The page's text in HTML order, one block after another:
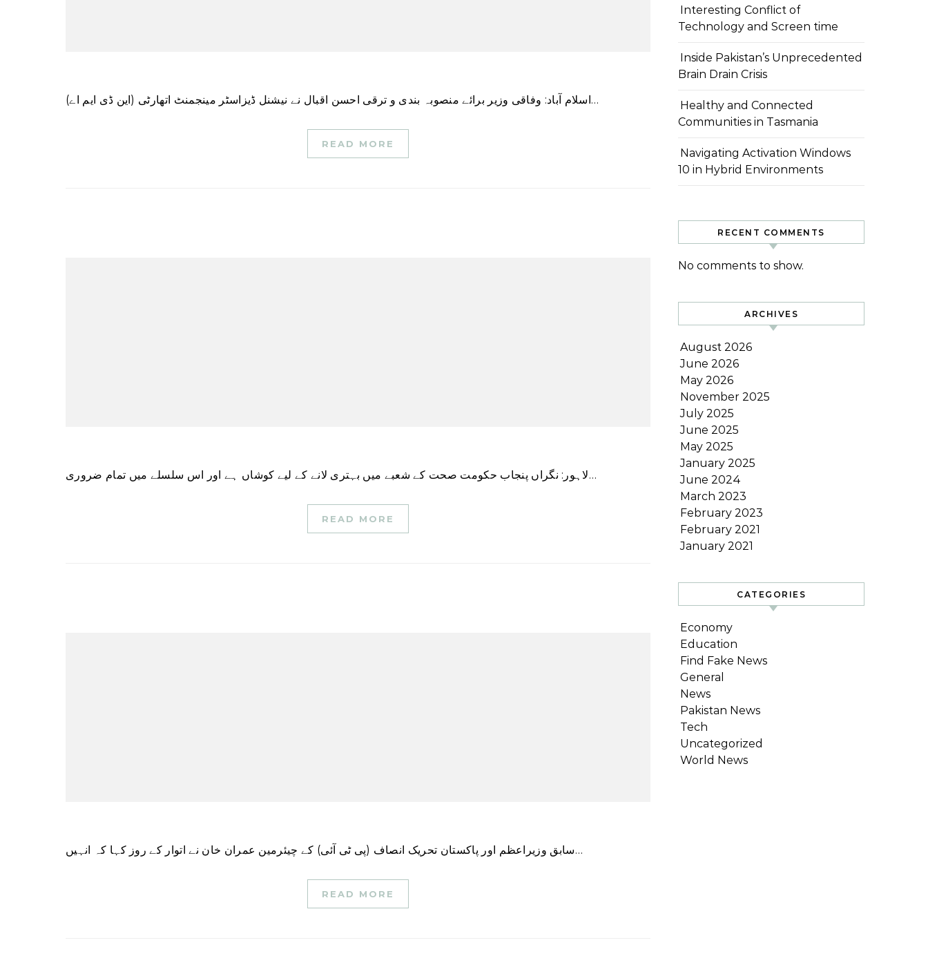
اسلام آباد: وفاقی وزیر برائے منصوبہ بندی و ترقی احسن اقبال نے نیشنل ڈیزاسٹر مینجمنٹ اتھارٹی (این ڈی ایم اے)…
READ MORE
لاہور: نگراں پنجاب حکومت صحت کے شعبے میں بہتری لانے کے لیے کوشاں ہے اور اس سلسلے میں تمام ضروری…
READ MORE
سابق وزیراعظم اور پاکستان تحریک انصاف (پی ٹی آئی) کے چیئرمین عمران خان نے اتوار کے روز کہا کہ انہیں…
READ MORE
Interesting Conflict of
Technology and Screen time
Inside Pakistan’s Unprecedented
Brain Drain Crisis
Healthy and Connected
Communities in Tasmania
Navigating Activation Windows
10 in Hybrid Environments
RECENT COMMENTS
No comments to show.
ARCHIVES
August 2026
June 2026
May 2026
November 2025
July 2025
June 2025
May 2025
January 2025
June 2024
March 2023
February 2023
February 2021
January 2021
CATEGORIES
Economy
Education
Find Fake News
General
News
Pakistan News
Tech
Uncategorized
World News